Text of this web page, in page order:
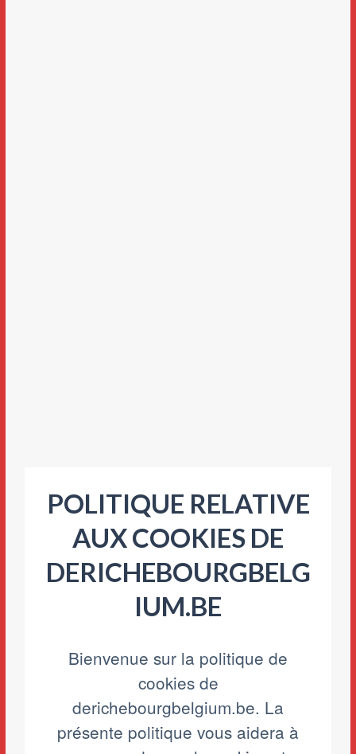
POLITIQUE RELATIVE
AUX COOKIES DE
DERICHEBOURGBELG
IUM.BE
Bienvenue sur la politique de
cookies de
derichebourgbelgium.be. La
présente politique vous aidera à